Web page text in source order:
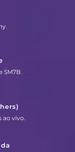
SM7B.
ao vivo.